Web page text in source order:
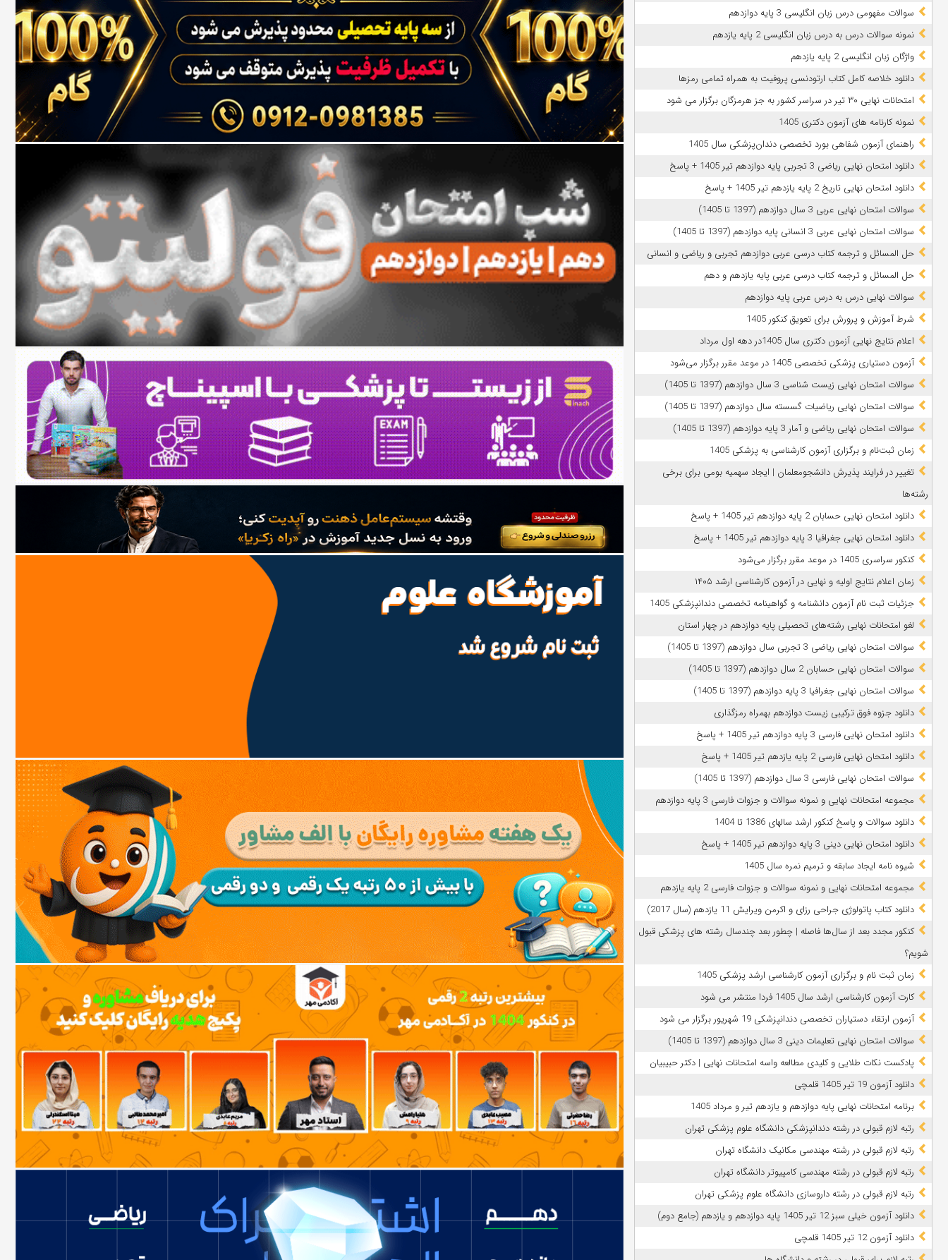
سوالات مفهومی درس زبان انگلیسی 3 پایه دوازدهم
نمونه سوالات درس به درس زبان انگلیسی 2 پایه یازدهم
واژگان زبان انگلیسی 2 پایه یازدهم
دانلود خلاصه کامل کتاب ارتودنسی پروفیت به همراه تمامی رمزها
امتحانات نهایی ۳۰ تیر در سراسر کشور به جز هرمزگان برگزار می شود
نمونه کارنامه های آزمون دکتری 1405
راهنمای آزمون شفاهی بورد تخصصی دندان‌پزشکی سال 1405
دانلود امتحان نهایی ریاضی 3 تجربی پایه دوازدهم تیر 1405 + پاسخ
دانلود امتحان نهایی تاریخ 2 پایه یازدهم تیر 1405 + پاسخ
سوالات امتحان نهایی عربی 3 سال دوازدهم (1397 تا 1405)
سوالات امتحان نهایی عربی 3 انسانی پایه دوازدهم (1397 تا 1405)
حل المسائل و ترجمه کتاب درسی عربی دوازدهم تجربی و ریاضی و انسانی
حل المسائل و ترجمه کتاب درسی عربی پایه یازدهم و دهم
سوالات نهایی درس به درس عربی پایه دوازدهم
شرط آموزش و پرورش برای تعویق کنکور 1405
اعلام نتایج نهایی آزمون دکتری سال 1405در دهه اول مرداد
آزمون دستیاری پزشکی تخصصی 1405 در موعد مقرر برگزار می‌شود
سوالات امتحان نهایی زیست شناسی 3 سال دوازدهم (1397 تا 1405)
سوالات امتحان نهایی ریاضیات گسسته سال دوازدهم (1397 تا 1405)
سوالات امتحان نهایی ریاضی و آمار 3 پایه دوازدهم (1397 تا 1405)
زمان ثبت‌نام و برگزاری آزمون کارشناسی به پزشکی 1405
تغییر در فرایند پذیرش دانشجومعلمان | ایجاد سهمیه بومی برای برخی
رشته‌ها
دانلود امتحان نهایی حسابان 2 پایه دوازدهم تیر 1405 + پاسخ
دانلود امتحان نهایی جغرافیا 3 پایه دوازدهم تیر 1405 + پاسخ
کنکور سراسری 1405 در موعد مقرر برگزار می‌شود
زمان اعلام نتایج اولیه و نهایی در آزمون کارشناسی ارشد ۱۴۰۵
جزئیات ثبت نام آزمون دانشنامه و گواهینامه تخصصی دندانپزشکی 1405
لغو امتحانات نهایی رشته‌های تحصیلی پایه دوازدهم در چهار استان
سوالات امتحان نهایی ریاضی 3 تجربی سال دوازدهم (1397 تا 1405)
سوالات امتحان نهایی حسابان 2 سال دوازدهم (1397 تا 1405)
سوالات امتحان نهایی جغرافیا 3 پایه دوازدهم (1397 تا 1405)
دانلود جزوه فوق ترکیبی زیست دوازدهم بهمراه رمزگذاری
دانلود امتحان نهایی فارسی 3 پایه دوازدهم تیر 1405 + پاسخ
دانلود امتحان نهایی فارسی 2 پایه یازدهم تیر 1405 + پاسخ
سوالات امتحان نهایی فارسی 3 سال دوازدهم (1397 تا 1405)
مجموعه امتحانات نهایی و نمونه سوالات و جزوات فارسی 3 پایه دوازدهم
دانلود سوالات و پاسخ کنکور ارشد سالهای 1386 تا 1404
دانلود امتحان نهایی دینی 3 پایه دوازدهم تیر 1405 + پاسخ
شیوه نامه ایجاد سابقه و ترمیم نمره سال 1405
مجموعه امتحانات نهایی و نمونه سوالات و جزوات فارسی 2 پایه یازدهم
دانلود کتاب پاتولوژی جراحی رزای و اکرمن ویرایش 11 یازدهم (سال 2017)
کنکور مجدد بعد از سال‌ها فاصله | چطور بعد چندسال رشته‌ های پزشکی قبول
شویم؟
زمان ثبت نام و برگزاری آزمون کارشناسی ارشد پزشکی 1405
کارت آزمون کارشناسی ارشد سال 1405 فردا منتشر می شود
آزمون ارتقاء دستیاران تخصصی دندانپزشکی 19 شهریور برگزار می شود
سوالات امتحان نهایی تعلیمات دینی 3 سال دوازدهم (1397 تا 1405)
پادکست نکات طلایی و کلیدی مطالعه واسه امتحانات نهایی | دکتر حبیبیان
دانلود آزمون 19 تیر 1405 قلمچی
برنامه امتحانات نهایی پایه دوازدهم و یازدهم تیر و مرداد 1405
رتبه لازم قبولی در رشته دندانپزشکی دانشگاه علوم پزشکی تهران
رتبه لازم قبولی در رشته مهندسی مکانیک دانشگاه تهران
رتبه لازم قبولی در رشته مهندسی کامپیوتر دانشگاه تهران
رتبه لازم قبولی در رشته داروسازی دانشگاه علوم پزشکی تهران
دانلود آزمون خیلی سبز 12 تیر 1405 پایه دوازدهم و یازدهم (جامع دوم)
دانلود آزمون 12 تیر 1405 قلمچی